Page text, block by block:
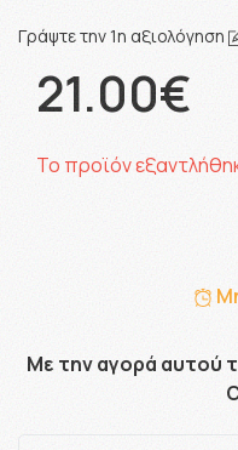
Γράψτε την 1η αξιολόγηση
21.00€
Το προϊόν
Με την αγορά αυτού